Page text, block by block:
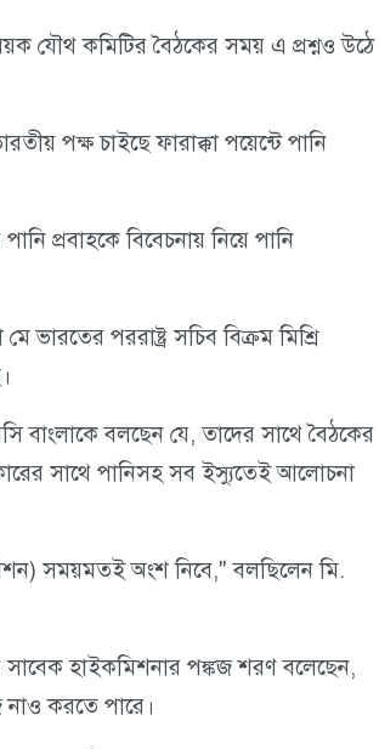
যৌথ কমিটির বৈঠকের সময় এ প্রশ্নও উঠে
পক্ষ চাইছে ফারাক্কা পয়েন্টে পানি
প্রবাহকে বিবেচনায় নিয়ে পানি
ভারতের পররাষ্ট্র সচিব বিক্রম মিশ্রি
বাংলাকে বলছেন যে, তাদের সাথে বৈঠকের
সাথে পানিসহ সব ইস্যুতেই আলোচনা
সময়মতই অংশ নিবে," বলছিলেন মি.
সাবেক হাইকমিশনার পঙ্কজ শরণ বলেছেন,
করতে পারে।